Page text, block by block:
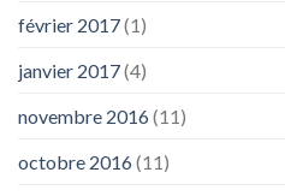
février 2017(1)
janvier 2017(4)
novembre 2016(11)
octobre 2016(11)